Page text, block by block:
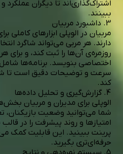
اشتراک‌گذاری‌اند تا دیگران عملکرد
ببینند.
3. داشبورد مربیان
مربیان در الوپلی ابزارهای کاملی
دارند. هر مربی می‌تواند شاگرد
روزمره‌ی آن‌ها را ثبت کند، و برای
اختصاصی بنویسد. برنامه‌ها شامل
سرعت و توضیحات دقیق است تا
کند.
4. گزارش‌گیری و تحلیل داده‌ها
الوپلی برای مدیران و مربیان
شما می‌توانید وضعیت بازیکنان،
امتیازها و روند پیشرفت را در
پرینت ببینید. این قابلیت کمک
حرفه‌ای‌تری بگیرید.